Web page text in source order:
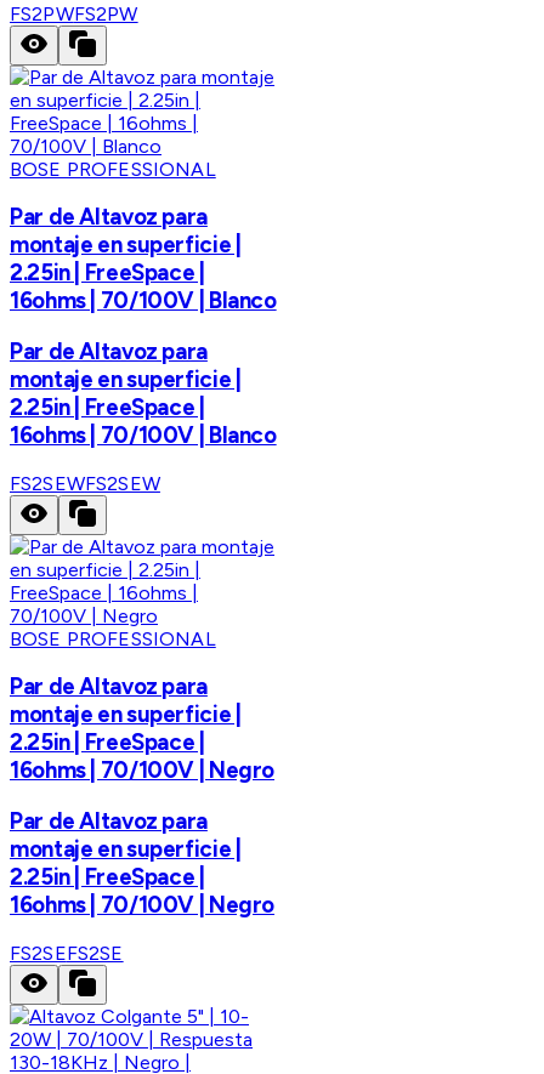
FS2PWFS2PW
BOSE PROFESSIONAL
Par de Altavoz para
montaje en superficie |
2.25in | FreeSpace |
16ohms | 70/100V | Blanco
Par de Altavoz para
montaje en superficie |
2.25in | FreeSpace |
16ohms | 70/100V | Blanco
FS2SEWFS2SEW
BOSE PROFESSIONAL
Par de Altavoz para
montaje en superficie |
2.25in | FreeSpace |
16ohms | 70/100V | Negro
Par de Altavoz para
montaje en superficie |
2.25in | FreeSpace |
16ohms | 70/100V | Negro
FS2SEFS2SE